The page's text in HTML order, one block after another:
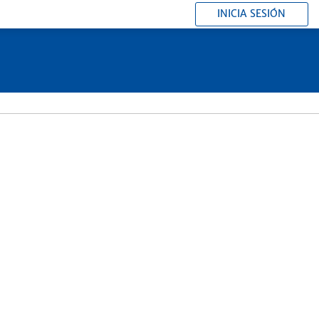
INICIA SESIÓN